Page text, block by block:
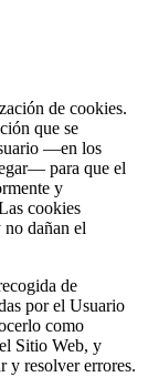
de cookies.
que se
—en los
para que el
y
cookies
no dañan el
de
por el Usuario
como
Sitio Web, y
y resolver errores.